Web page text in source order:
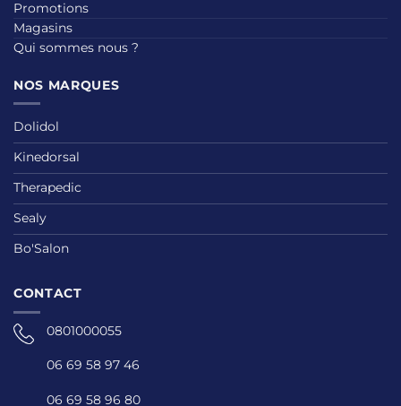
Promotions
Magasins
Qui sommes nous ?
NOS MARQUES
Dolidol
Kinedorsal
Therapedic
Sealy
Bo'Salon
CONTACT
0801000055
06 69 58 97 46
06 69 58 96 80